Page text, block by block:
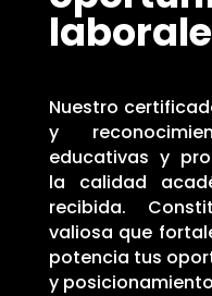
Nuestro
y
educativas y
la calidad
recibida.
valiosa que
potencia tus
y